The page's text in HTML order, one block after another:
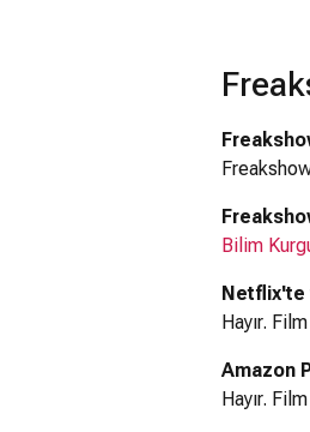
Bilim
Netflix'te
Hayır.
Amazon
Hayır.